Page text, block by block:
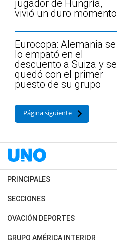
jugador de Hungría,
vivió un duro momento
Eurocopa: Alemania se
lo empató en el
descuento a Suiza y se
quedó con el primer
puesto de su grupo
Página siguiente
PRINCIPALES
Últimas Noticias
Política
SECCIONES
Horóscopo
Motores
OVACIÓN DEPORTES
Fútbol
GRUPO AMÉRICA INTERIOR